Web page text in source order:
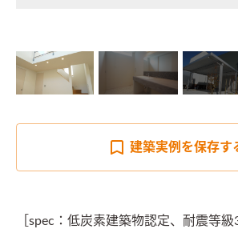
建築実例を保存す
［spec：低炭素建築物認定、耐震等級3